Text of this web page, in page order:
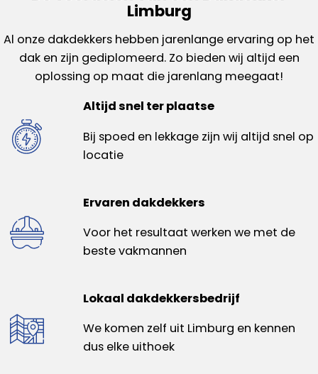
Limburg
Al onze dakdekkers hebben jarenlange ervaring op het
dak en zijn gediplomeerd. Zo bieden wij altijd een
oplossing op maat die jarenlang meegaat!
Altijd snel ter plaatse
Bij spoed en lekkage zijn wij altijd snel op
locatie
Ervaren dakdekkers
Voor het resultaat werken we met de
beste vakmannen
Lokaal dakdekkersbedrijf
We komen zelf uit Limburg en kennen
dus elke uithoek